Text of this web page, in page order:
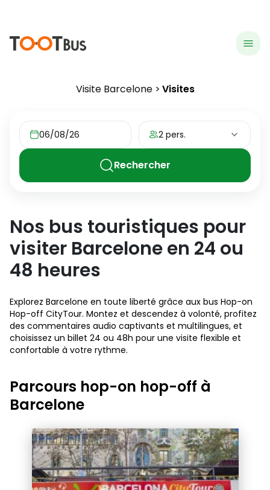
menu
Visite Barcelone Visites
06/08/26 2 pers.
Rechercher
Nos bus touristiques pour
visiter Barceloneen 24 ou
48 heures
Explorez Barcelone en toute liberté grâce aux bus Hop-on
Hop-off CityTour. Montez et descendez à volonté, profitez
des commentaires audio captivants et multilingues, et
choisissez un billet 24 ou 48h pour une visite flexible et
confortable à votre rythme.
Parcours hop-on hop-off à
Barcelone